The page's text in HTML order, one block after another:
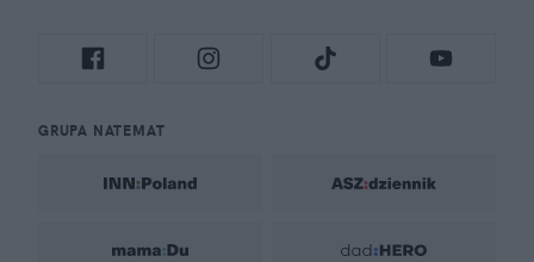
GRUPA NATEMAT